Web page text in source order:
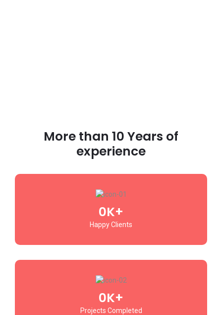
More than 10 Years of
experience
0K+
Happy Clients
0K+
Projects Completed